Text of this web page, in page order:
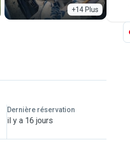
+14 Plus
Dernière réservation
il y a 16 jours